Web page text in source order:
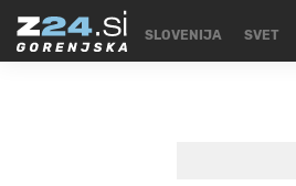
SLOVENIJA SVET